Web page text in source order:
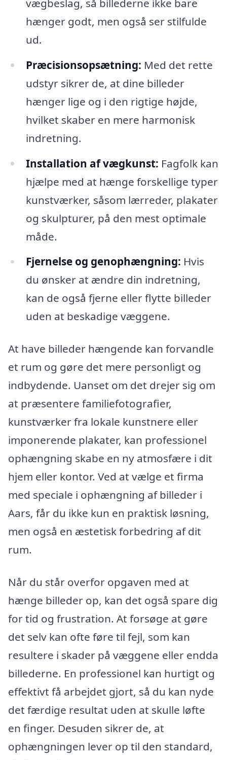
vægbeslag, så billederne ikke bare
hænger godt, men også ser stilfulde
ud.
Præcisionsopsætning: Med det rette
udstyr sikrer de, at dine billeder
hænger lige og i den rigtige højde,
hvilket skaber en mere harmonisk
indretning.
Installation af vægkunst: Fagfolk kan
hjælpe med at hænge forskellige typer
kunstværker, såsom lærreder, plakater
og skulpturer, på den mest optimale
måde.
Fjernelse og genophængning: Hvis
du ønsker at ændre din indretning,
kan de også fjerne eller flytte billeder
uden at beskadige væggene.
At have billeder hængende kan forvandle
et rum og gøre det mere personligt og
indbydende. Uanset om det drejer sig om
at præsentere familiefotografier,
kunstværker fra lokale kunstnere eller
imponerende plakater, kan professionel
ophængning skabe en ny atmosfære i dit
hjem eller kontor. Ved at vælge et firma
med speciale i ophængning af billeder i
Aars, får du ikke kun en praktisk løsning,
men også en æstetisk forbedring af dit
rum.
Når du står overfor opgaven med at
hænge billeder op, kan det også spare dig
for tid og frustration. At forsøge at gøre
det selv kan ofte føre til fejl, som kan
resultere i skader på væggene eller endda
billederne. En professionel kan hurtigt og
effektivt få arbejdet gjort, så du kan nyde
det færdige resultat uden at skulle løfte
en finger. Desuden sikrer de, at
ophængningen lever op til den standard,